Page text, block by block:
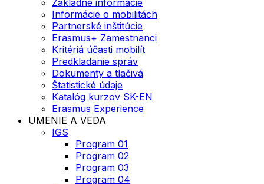
Informácie o mobilitách
Partnerské inštitúcie
Erasmus+ Zamestnanci
Kritériá účasti mobilít
Predkladanie správ
Dokumenty a tlačivá
Štatistické údaje
Katalóg kurzov SK-EN
Erasmus Experience
UMENIE A VEDA
IGS
Program 01
Program 02
Program 03
Program 04